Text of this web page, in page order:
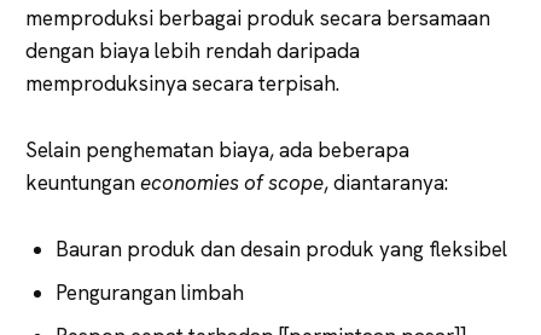
memproduksi berbagai produk secara bersamaan
dengan biaya lebih rendah daripada
memproduksinya secara terpisah.
Selain penghematan biaya, ada beberapa
keuntunganeconomies of scope, diantaranya:
Bauran produk dan desain produk yang fleksibel
Pengurangan limbah